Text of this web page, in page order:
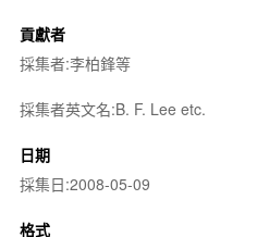
貢獻者
採集者:李柏鋒等
採集者英文名:B. F. Lee etc.
日期
採集日:2008-05-09
格式